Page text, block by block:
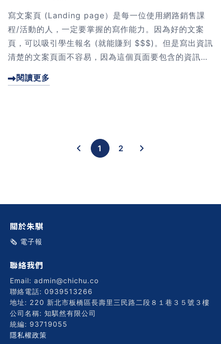
寫文案頁 (Landing page）是每一位使用網路銷售課
程/活動的人，一定要掌握的寫作能力。因為好的文案
頁，可以吸引學生報名 (就能賺到 $$$)。但是寫出資訊
清楚的文案頁面不容易，因為這個頁面要包含的資訊太
密。
閱讀更多
1 2
關於朱騏
🗞️ 電子報
聯絡我們
Email: admin@chichu.co
聯絡電話: 0939513266
地址: 220 新北市板橋區長壽里三民路二段８１巷３５號３樓
公司名稱: 知騏然有限公司
統編: 93719055
隱私權政策